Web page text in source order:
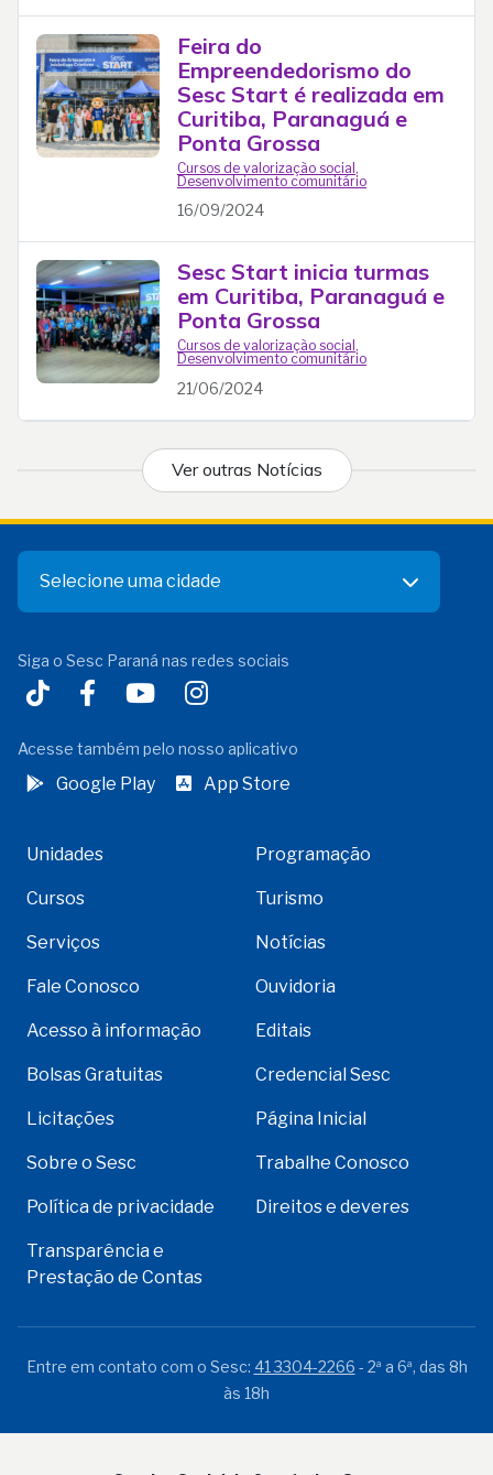
Feira do
Empreendedorismo do
Sesc Start é realizada em
Curitiba, Paranaguá e
Ponta Grossa
Cursos de valorização social ,
Desenvolvimento comunitário
16/09/2024
Sesc Start inicia turmas
em Curitiba, Paranaguá e
Ponta Grossa
Cursos de valorização social ,
Desenvolvimento comunitário
21/06/2024
Ver outras Notícias
Selecione uma cidade
Siga o Sesc Paraná nas redes sociais
Acesse também pelo nosso aplicativo
Google Play App Store
Unidades Programação
Cursos Turismo
Serviços Notícias
Fale Conosco Ouvidoria
Acesso à informação Editais
Bolsas Gratuitas Credencial Sesc
Licitações Página Inicial
Sobre o Sesc Trabalhe Conosco
Política de privacidade Direitos e deveres
Transparência e
Prestação de Contas
Entre em contato com o Sesc: 41 3304-2266 - 2ª a 6ª, das 8h
às 18h